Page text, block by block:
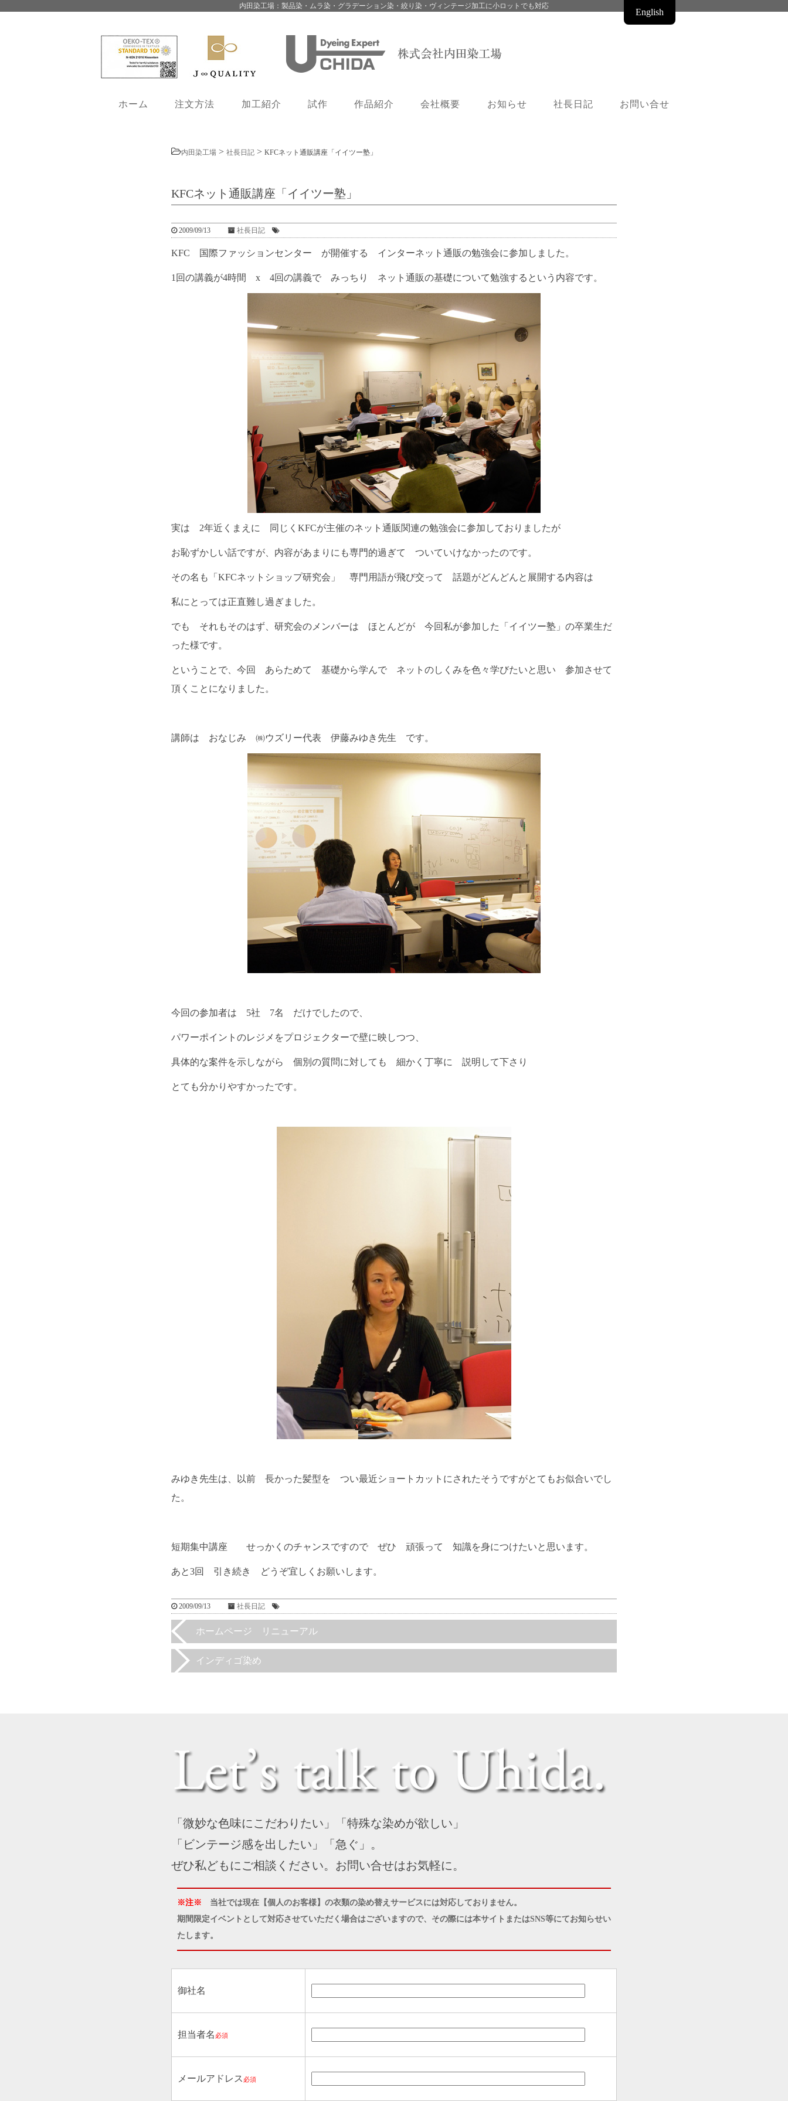
内田染工場：製品染・ムラ染・グラデーション染・絞り染・ヴィンテージ加工に小ロットでも対応
English
ホーム 注文方法 加工紹介 試作 作品紹介 会社概要 お知らせ 社長日記 お問い合せ
内田染工場 > 社長日記 > KFCネット通販講座「イイツー塾」
KFCネット通販講座「イイツー塾」
2009/09/13 社長日記
KFC 国際ファッションセンター が開催する インターネット通販の勉強会に参加しました。
1回の講義が4時間 x 4回の講義で みっちり ネット通販の基礎について勉強するという内容です。
実は 2年近くまえに 同じくKFCが主催のネット通販関連の勉強会に参加しておりましたが
お恥ずかしい話ですが、内容があまりにも専門的過ぎて ついていけなかったのです。
その名も「KFCネットショップ研究会」 専門用語が飛び交って 話題がどんどんと展開する内容は
私にとっては正直難し過ぎました。
でも それもそのはず、研究会のメンバーは ほとんどが 今回私が参加した「イイツー塾」の卒業生だ
った様です。
ということで、今回 あらためて 基礎から学んで ネットのしくみを色々学びたいと思い 参加させて
頂くことになりました。
講師は おなじみ ㈱ウズリー代表 伊藤みゆき先生 です。
今回の参加者は 5社 7名 だけでしたので、
パワーポイントのレジメをプロジェクターで壁に映しつつ、
具体的な案件を示しながら 個別の質問に対しても 細かく丁寧に 説明して下さり
とても分かりやすかったです。
みゆき先生は、以前 長かった髪型を つい最近ショートカットにされたそうですがとてもお似合いでし
た。
短期集中講座 せっかくのチャンスですので ぜひ 頑張って 知識を身につけたいと思います。
あと3回 引き続き どうぞ宜しくお願いします。
2009/09/13 社長日記
ホームページ リニューアル
インディゴ染め
「微妙な色味にこだわりたい」「特殊な染めが欲しい」
「ビンテージ感を出したい」「急ぐ」。
ぜひ私どもにご相談ください。お問い合せはお気軽に。
※注※ 当社では現在【個人のお客様】の衣類の染め替えサービスには対応しておりません。
期間限定イベントとして対応させていただく場合はございますので、その際には本サイトまたはSNS等にてお知らせい
たします。
御社名
担当者名 必須
メールアドレス 必須